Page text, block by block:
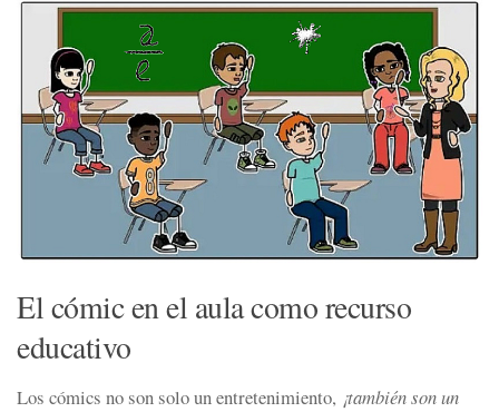
El cómic en el aula como recurso
educativo
Los cómics no son solo un entretenimiento, ¡también son un